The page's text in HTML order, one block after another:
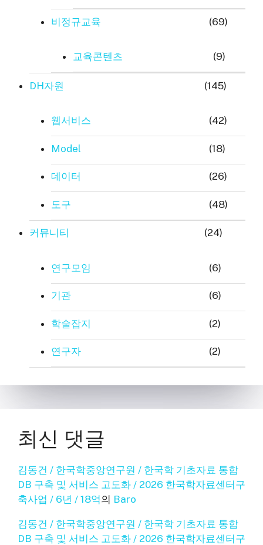
비정규교육 (69)
교육콘텐츠 (9)
DH자원 (145)
웹서비스 (42)
Model (18)
데이터 (26)
도구 (48)
커뮤니티 (24)
연구모임 (6)
기관 (6)
학술잡지 (2)
연구자 (2)
최신 댓글
김동건 / 한국학중앙연구원 / 한국학 기초자료 통합
DB 구축 및 서비스 고도화 / 2026 한국학자료센터구
축사업 / 6년 / 18억의 Baro
김동건 / 한국학중앙연구원 / 한국학 기초자료 통합
DB 구축 및 서비스 고도화 / 2026 한국학자료센터구